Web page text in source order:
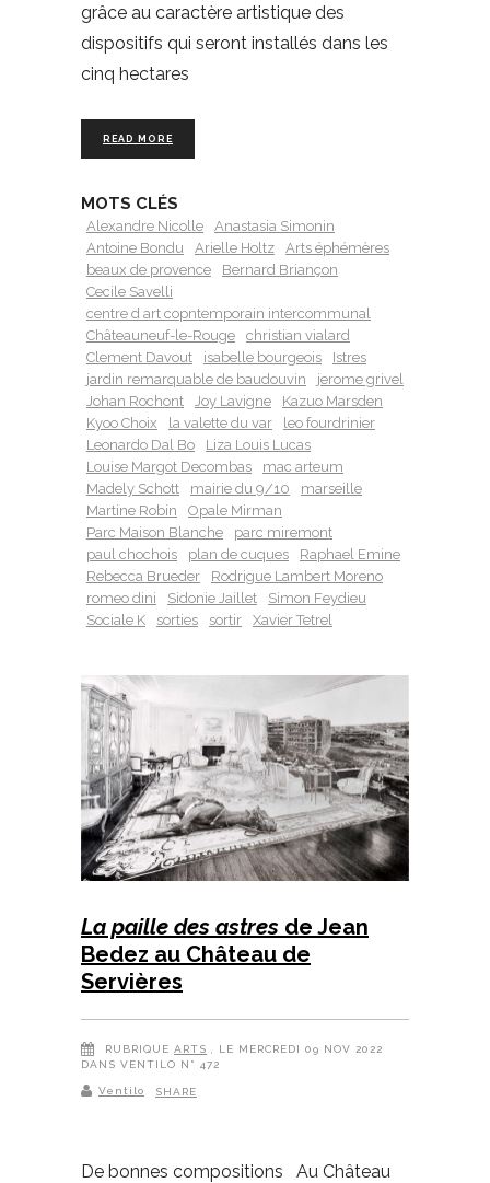
grâce au caractère artistique des
dispositifs qui seront installés dans les
cinq hectares
READ MORE
MOTS CLÉS
Alexandre Nicolle
Anastasia Simonin
Antoine Bondu
Arielle Holtz
Arts éphémères
beaux de provence
Bernard Briançon
Cecile Savelli
centre d art copntemporain intercommunal
Châteauneuf-le-Rouge
christian vialard
Clement Davout
isabelle bourgeois
Istres
jardin remarquable de baudouvin
jerome grivel
Johan Rochont
Joy Lavigne
Kazuo Marsden
Kyoo Choix
la valette du var
leo fourdrinier
Leonardo Dal Bo
Liza Louis Lucas
Louise Margot Decombas
mac arteum
Madely Schott
mairie du 9/10
marseille
Martine Robin
Opale Mirman
Parc Maison Blanche
parc miremont
paul chochois
plan de cuques
Raphael Emine
Rebecca Brueder
Rodrigue Lambert Moreno
romeo dini
Sidonie Jaillet
Simon Feydieu
Sociale K
sorties sortir Xavier Tetrel
La paille des astres de Jean
Bedez au Château de
Servières
RUBRIQUE ARTS , LE MERCREDI 09 NOV 2022
DANS VENTILO N° 472
Ventilo SHARE
De bonnes compositions Au Château